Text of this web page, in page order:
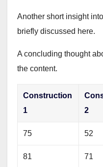
Another short insight
briefly discussed here.
A concluding thought
the content.
Construction
1
2
75 52
81 71